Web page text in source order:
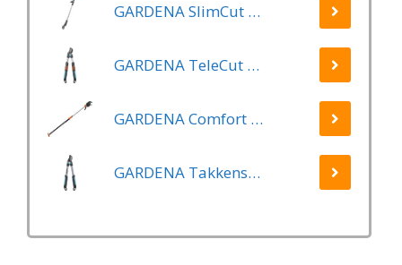
GARDENA SlimCut Takkenschaar -28mm- Met Hefboommechanisme
GARDENA TeleCut Telescopische - Takkenschaar 520-670B - 42 mm Verstelbare Lengte
GARDENA Comfort Takkenschaar StarCut 160 - Snoeischaar - Reikwijdte ca. 3.5 m - Max Knipdiameter 32 mm
GARDENA Takkenschaar EasyCut 500 B EasyCut